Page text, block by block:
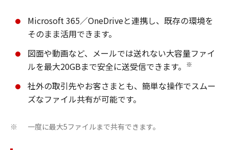
Microsoft 365／OneDriveと連携し、既存の環境を
そのまま活用できます。
図面や動画など、メールでは送れない大容量ファイ
ルを最大20GBまで安全に送受信できます。
※
社外の取引先やお客さまとも、簡単な操作でスムー
ズなファイル共有が可能です。
※ 一度に最大5ファイルまで共有できます。